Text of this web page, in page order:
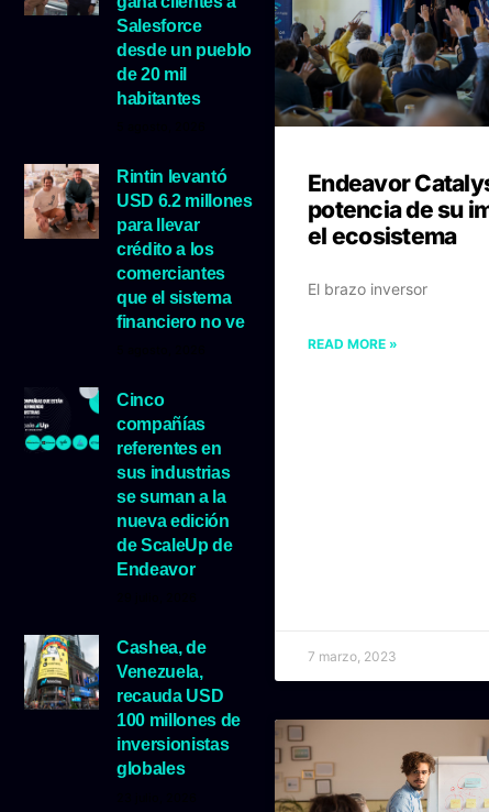
Salesforce
desde un pueblo
de 20 mil
habitantes
Rintin levantó
USD 6.2 millones
para llevar
crédito a los
comerciantes
que el sistema
financiero no ve
Cinco
compañías
referentes en
sus industrias
se suman a la
nueva edición
de ScaleUp de
Endeavor
Cashea, de
Venezuela,
recauda USD
100 millones de
inversionistas
globales
Endeavor
potencia de su
el ecosistema
El brazo inversor
READ MORE »
7 marzo, 2023